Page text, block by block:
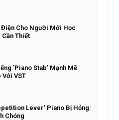
Điện Cho Người Mới Học
Thiết
'Piano Stab' Mạnh Mẽ
VST
Lever' Piano Bị Hỏng:
Chóng